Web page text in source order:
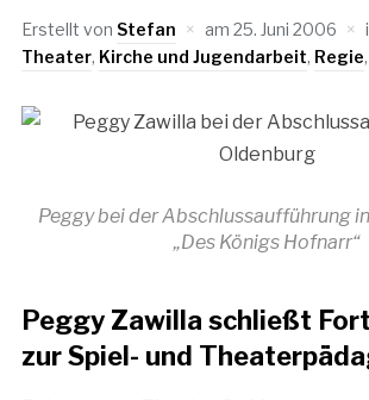
Erstellt von Stefan am 25. Juni 2006
Theater, Kirche und Jugendarbeit, Regie,
Peggy bei der Abschlussaufführung
„Des Königs Hofnarr“
Peggy Zawilla schließt
zur Spiel- und